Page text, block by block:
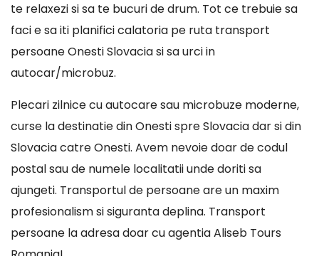
te relaxezi si sa te bucuri de drum. Tot ce trebuie sa
faci e sa iti planifici calatoria pe ruta transport
persoane Onesti Slovacia si sa urci in
autocar/microbuz.
Plecari zilnice cu autocare sau microbuze moderne,
curse la destinatie din Onesti spre Slovacia dar si din
Slovacia catre Onesti. Avem nevoie doar de codul
postal sau de numele localitatii unde doriti sa
ajungeti. Transportul de persoane are un maxim
profesionalism si siguranta deplina. Transport
persoane la adresa doar cu agentia Aliseb Tours